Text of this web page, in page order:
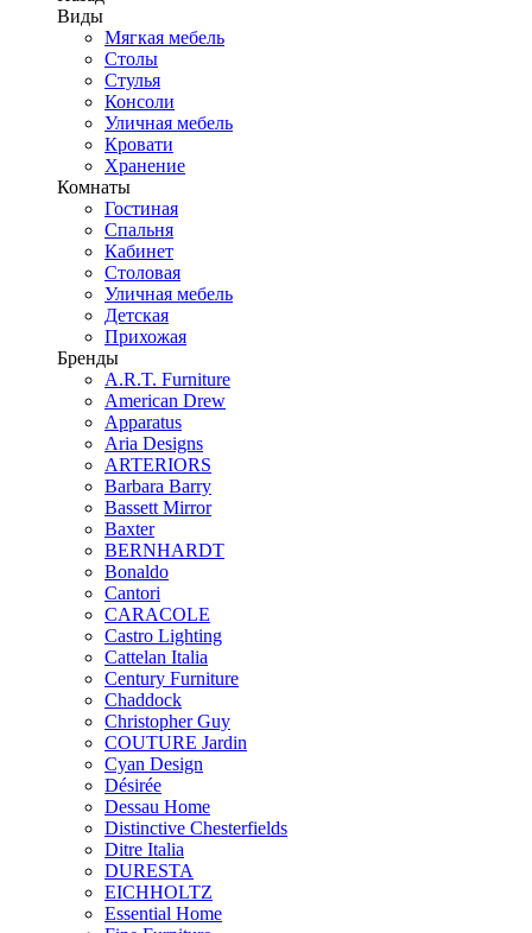
Виды
Мягкая мебель
Столы
Стулья
Консоли
Уличная мебель
Кровати
Хранение
Комнаты
Гостиная
Спальня
Кабинет
Столовая
Уличная мебель
Детская
Прихожая
Бренды
A.R.T. Furniture
American Drew
Apparatus
Aria Designs
ARTERIORS
Barbara Barry
Bassett Mirror
Baxter
BERNHARDT
Bonaldo
Cantori
CARACOLE
Castro Lighting
Cattelan Italia
Century Furniture
Chaddock
Christopher Guy
COUTURE Jardin
Cyan Design
Désirée
Dessau Home
Distinctive Chesterfields
Ditre Italia
DURESTA
EICHHOLTZ
Essential Home